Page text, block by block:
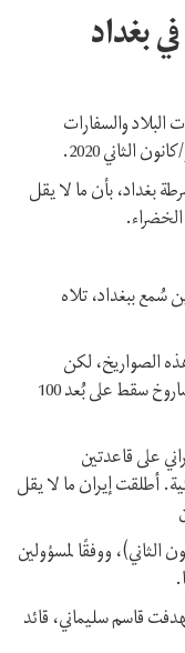
بغداد
البلاد والسفارات
بغداد، بأن ما لا يقل
سُمع ببغداد، تلاه
الصواريخ، لكن
مسؤولي شرطة بغداد يقولون إن ما لا يقل عن صاروخ سقط على بُعد 100
على قاعدتين
أطلقت إيران ما لا يقل
فجر الأربعاء 8 يناير (كانون الثاني)، ووفقًا لمسؤولين
قاسم سليماني، قائد